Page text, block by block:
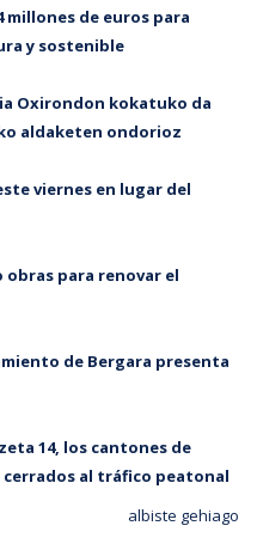
millones de euros para
y sostenible
Oxirondon kokatuko da
aldaketen ondorioz
viernes en lugar del
para renovar el
de Bergara presenta
14, los cantones de
al tráfico peatonal
albiste gehiago